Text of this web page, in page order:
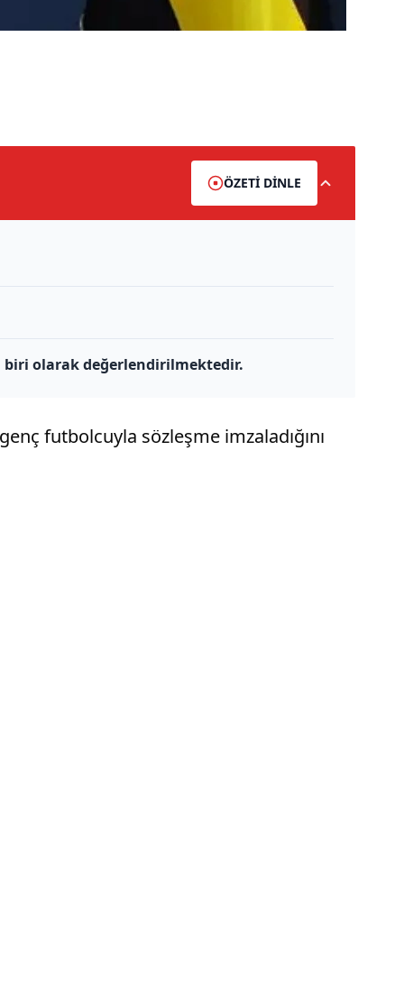
ÖZETİ DİNLE
biri olarak değerlendirilmektedir.
futbolcuyla sözleşme imzaladığını